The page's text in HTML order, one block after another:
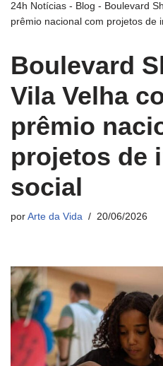
24h Notícias - Blog - Boulevard
prêmio nacional com projetos de
Boulevard
Vila Velha
prêmio
projetos de
social
por Arte da Vida 20/06/2026